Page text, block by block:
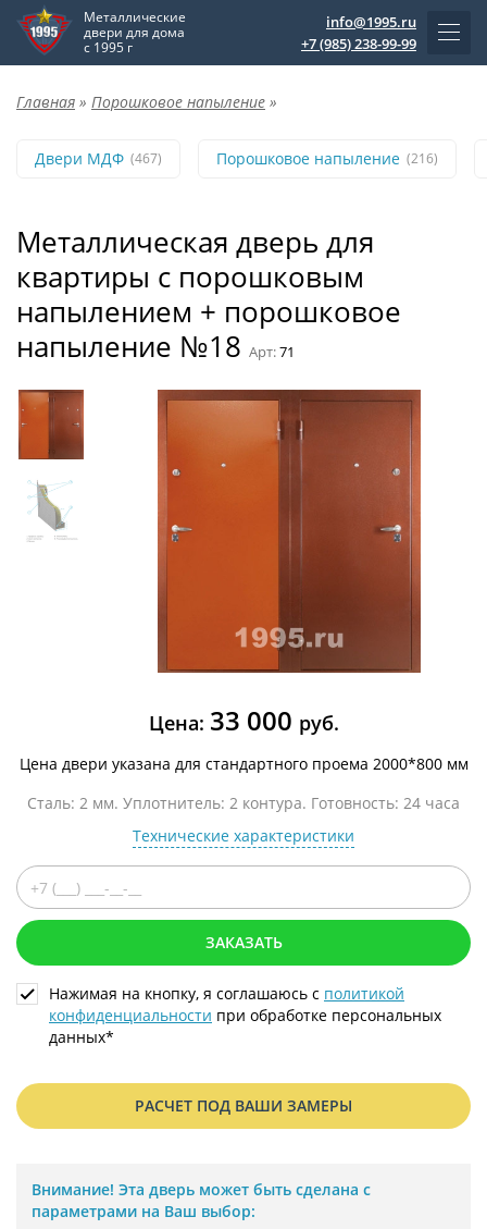
Металлические
двери для дома
с 1995 г
info@1995.ru
+7 (985) 238-99-99
Главная » Порошковое напыление »
Двери МДФ (467) Порошковое напыление (216)
Металлическая дверь для
квартиры с порошковым
напылением + порошковое
напыление №18 Арт:71
Цена: 33 000 руб.
Цена двери указана для стандартного проема 2000*800 мм
Сталь: 2 мм. Уплотнитель: 2 контура. Готовность: 24 часа
Технические характеристики
ЗАКАЗАТЬ
Нажимая на кнопку, я соглашаюсь с политикой
конфиденциальности при обработке персональных
данных*
РАСЧЕТ ПОД ВАШИ ЗАМЕРЫ
Внимание! Эта дверь может быть сделана с
параметрами на Ваш выбор: